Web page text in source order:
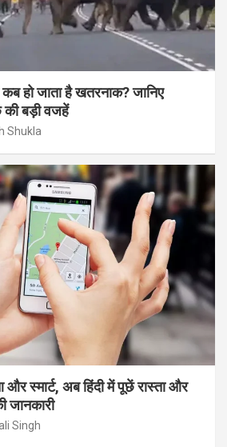
कब हो जाता है खतरनाक? जानिए
बड़ी वजहें
Shukla
स्मार्ट, अब हिंदी में पूछें रास्ता और
जानकारी
Singh